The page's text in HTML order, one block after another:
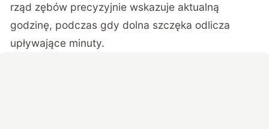
rząd zębów precyzyjnie wskazuje aktualną
godzinę, podczas gdy dolna szczęka odlicza
upływające minuty.